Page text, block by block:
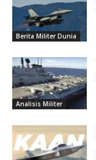
Berita Militer Dunia
Analisis Militer